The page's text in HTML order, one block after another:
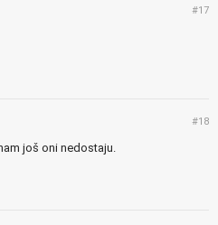
#17
#18
još oni nedostaju.